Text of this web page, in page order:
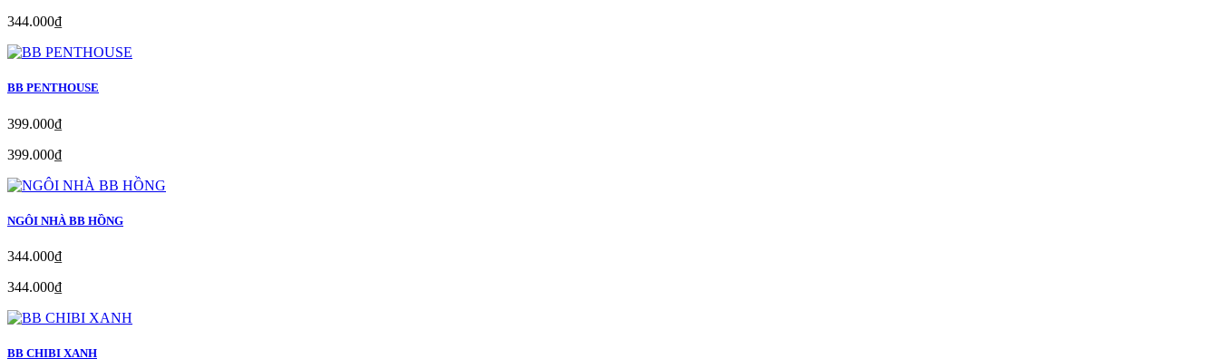
344.000₫
BB PENTHOUSE
399.000₫
399.000₫
NGÔI NHÀ BB HỒNG
344.000₫
344.000₫
BB CHIBI XANH